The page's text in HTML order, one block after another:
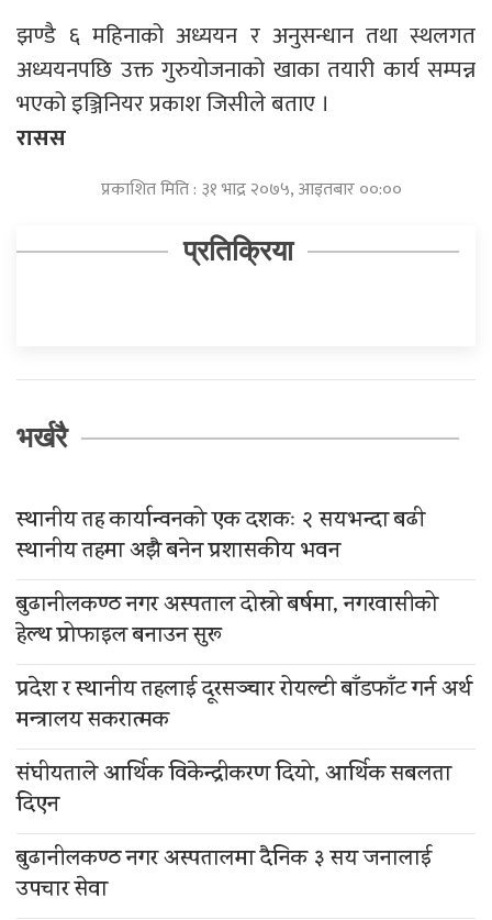
झण्डै ६ महिनाको अध्ययन र अनुसन्धान तथा स्थलगत
अध्ययनपछि उक्त गुरुयोजनाको खाका तयारी कार्य सम्पन्न
भएको इञ्जिनियर प्रकाश जिसीले बताए ।
रासस
प्रकाशित मिति : ३१ भाद्र २०७५, आइतबार ००:००
प्रतिक्रिया
भर्खरै
स्थानीय तह कार्यान्वनको एक दशकः २ सयभन्दा बढी
स्थानीय तहमा अझै बनेन प्रशासकीय भवन
बुढानीलकण्ठ नगर अस्पताल दोस्रो बर्षमा, नगरवासीको
हेल्थ प्रोफाइल बनाउन सुरू
प्रदेश र स्थानीय तहलाई दूरसञ्चार रोयल्टी बाँडफाँट गर्न अर्थ
मन्त्रालय सकरात्मक
संघीयताले आर्थिक विकेन्द्रीकरण दियो, आर्थिक सबलता
दिएन
बुढानीलकण्ठ नगर अस्पतालमा दैनिक ३ सय जनालाई
उपचार सेवा